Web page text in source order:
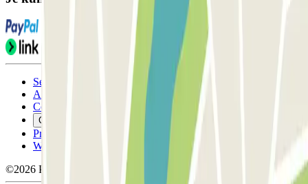
Servicevoorwaarden
Annuleringsvoorwaarden
Cookiebeleid
Cookies beheren
Privacybeleid
Whistleblowing
©2026 Parclick. All rights reserved